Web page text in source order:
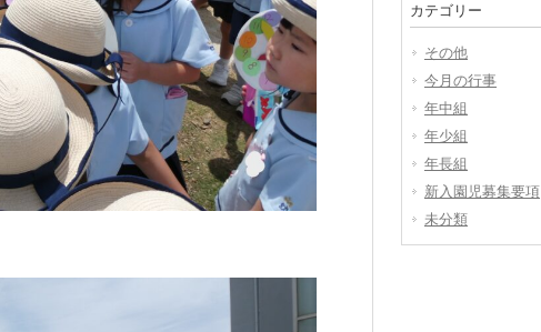
稿
カテゴリー
その他
今月の行事
年中組
年少組
年長組
新入園児募集要項
未分類